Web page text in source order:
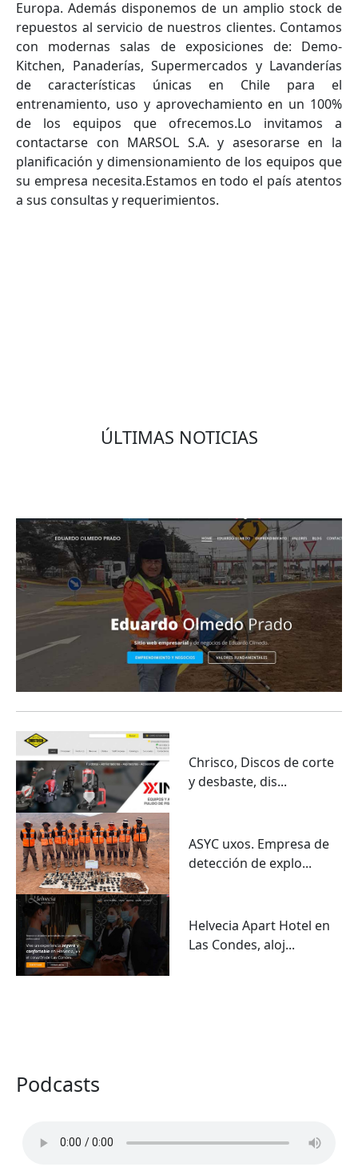
Europa. Además disponemos de un amplio stock de
repuestos al servicio de nuestros clientes. Contamos
con modernas salas de exposiciones de: Demo-
Kitchen, Panaderías, Supermercados y Lavanderías
de características únicas en Chile para el
entrenamiento, uso y aprovechamiento en un 100%
de los equipos que ofrecemos.Lo invitamos a
contactarse con MARSOL S.A. y asesorarse en la
planificación y dimensionamiento de los equipos que
su empresa necesita.Estamos en todo el país atentos
a sus consultas y requerimientos.
ÚLTIMAS NOTICIAS
Chrisco, Discos de corte
y desbaste, dis...
ASYC uxos. Empresa de
detección de explo...
Helvecia Apart Hotel en
Las Condes, aloj...
Podcasts